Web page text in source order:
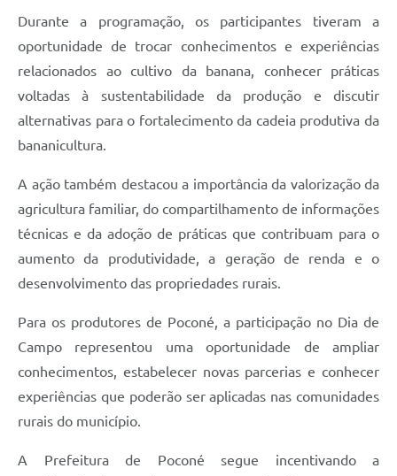
Durante a programação, os participantes tiveram a
oportunidade de trocar conhecimentos e experiências
relacionados ao cultivo da banana, conhecer práticas
voltadas à sustentabilidade da produção e discutir
alternativas para o fortalecimento da cadeia produtiva da
bananicultura.
A ação também destacou a importância da valorização da
agricultura familiar, do compartilhamento de informações
técnicas e da adoção de práticas que contribuam para o
aumento da produtividade, a geração de renda e o
desenvolvimento das propriedades rurais.
Para os produtores de Poconé, a participação no Dia de
Campo representou uma oportunidade de ampliar
conhecimentos, estabelecer novas parcerias e conhecer
experiências que poderão ser aplicadas nas comunidades
rurais do município.
A Prefeitura de Poconé segue incentivando a